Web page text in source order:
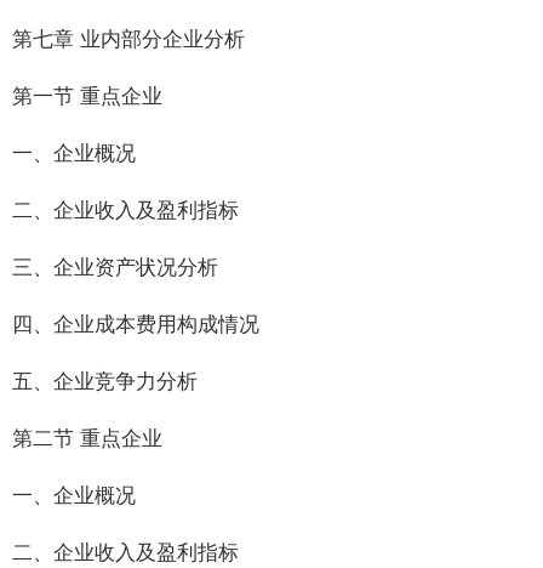
第七章 业内部分企业分析
第一节 重点企业
一、企业概况
二、企业收入及盈利指标
三、企业资产状况分析
四、企业成本费用构成情况
五、企业竞争力分析
第二节 重点企业
一、企业概况
二、企业收入及盈利指标